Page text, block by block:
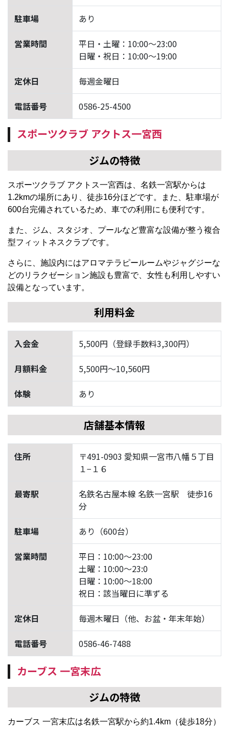
駐車場 あり
営業時間
平日・土曜：10:00〜23:00
日曜・祝日：10:00〜19:00
定休日 毎週金曜日
電話番号 0586-25-4500
スポーツクラブ アクトス一宮西
ジムの特徴
スポーツクラブ アクトス一宮西は、名鉄一宮駅からは
1.2kmの場所にあり、徒歩16分ほどです。また、駐車場が
600台完備されているため、車での利用にも便利です。
また、ジム、スタジオ、プールなど豊富な設備が整う複合
型フィットネスクラブです。
さらに、施設内にはアロマテラピールームやジャグジーな
どのリラクゼーション施設も豊富で、女性も利用しやすい
設備となっています。
利用料金
入会金 5,500円（登録手数料3,300円）
月額料金 5,500円〜10,560円
体験 あり
店舗基本情報
住所
〒491-0903 愛知県一宮市八幡５丁目
１−１６
最寄駅
名鉄名古屋本線 名鉄一宮駅 徒歩16
分
駐車場 あり（600台）
営業時間
平日：10:00～23:00
土曜：10:00～23:0
日曜：10:00～18:00
祝日：該当曜日に準ずる
定休日 毎週木曜日（他、お盆・年末年始）
電話番号 0586-46-7488
カーブス 一宮末広
ジムの特徴
カーブス 一宮末広は名鉄一宮駅から約1.4km（徒歩18分）